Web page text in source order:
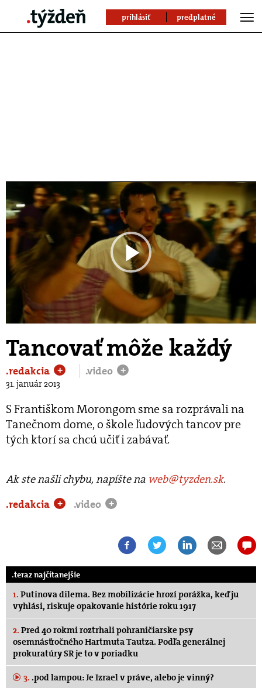
prihlásiť predplatné
Play
Video
Tancovať môže každý
.redakcia + .video +
31. január 2013
S Františkom Morongom sme sa rozprávali na
Tanečnom dome, o škole ľudových tancov pre
tých ktorí sa chcú učiť i zabávať.
Ak ste našli chybu, napíšte na web@tyzden.sk.
.redakcia
+ .video +
.teraz najčítanejšie
1. Putinova dilema. Bez mobilizácie hrozí porážka, keď ju
vyhlási, riskuje opakovanie histórie roku 1917
2. Pred 40 rokmi roztrhali pohraničiarske psy
osemnásťročného Hartmuta Tautza. Podľa generálnej
prokuratúry SR je to v poriadku
3. .pod lampou: Je Izrael v práve, alebo je vinný?